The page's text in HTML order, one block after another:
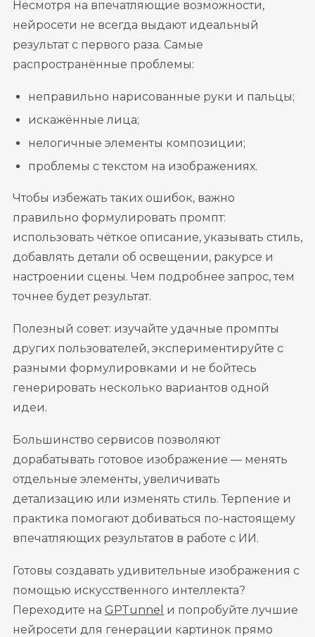
Несмотря на впечатляющие возможности,
нейросети не всегда выдают идеальный
результат с первого раза. Самые
распространённые проблемы:
неправильно нарисованные руки и пальцы;
искажённые лица;
нелогичные элементы композиции;
проблемы с текстом на изображениях.
Чтобы избежать таких ошибок, важно
правильно формулировать промпт:
использовать чёткое описание, указывать стиль,
добавлять детали об освещении, ракурсе и
настроении сцены. Чем подробнее запрос, тем
точнее будет результат.
Полезный совет: изучайте удачные промпты
других пользователей, экспериментируйте с
разными формулировками и не бойтесь
генерировать несколько вариантов одной
идеи.
Большинство сервисов позволяют
дорабатывать готовое изображение — менять
отдельные элементы, увеличивать
детализацию или изменять стиль. Терпение и
практика помогают добиваться по-настоящему
впечатляющих результатов в работе с ИИ.
Готовы создавать удивительные изображения с
помощью искусственного интеллекта?
Переходите на GPTunnel и попробуйте лучшие
нейросети для генерации картинок прямо